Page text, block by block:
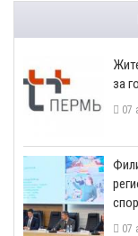
за
07
07